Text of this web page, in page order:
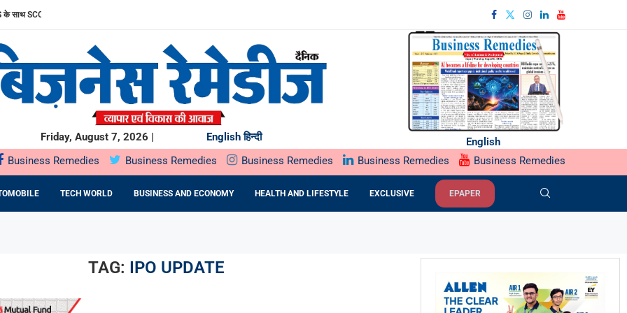
साथ SCORPIO-N के अनुभव को और बेहतर बनाया
पब्लिक ऑफरिंग (IPO) सोमवार, 10 अगस्त, 2026 को खुलेगा
सार्वजनिक निर्गम सोमवार,...
MR. RAKSHIT SINGHAL ON...
सरकार के साथ...
PLAZA में...
प्रतिष्ठित राज्य...
ने...
Friday, August 7, 2026 | English हिन्दी
English
Business Remedies Business Remedies Business Remedies Business Remedies Business Remedies
TECH WORLD BUSINESS AND ECONOMY HEALTH AND LIFESTYLE EXCLUSIVE EPAPER
TAG: IPO UPDATE